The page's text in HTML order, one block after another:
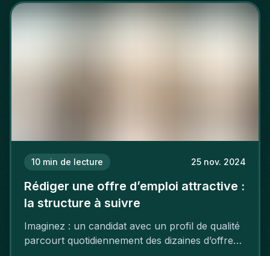
professionnels RH de l’IA dans leur quotidien ?
10 min de lecture 25 nov. 2024
Rédiger une offre d’emploi attractive :
la structure à suivre
Imaginez : un candidat avec un profil de qualité
parcourt quotidiennement des dizaines d’offres